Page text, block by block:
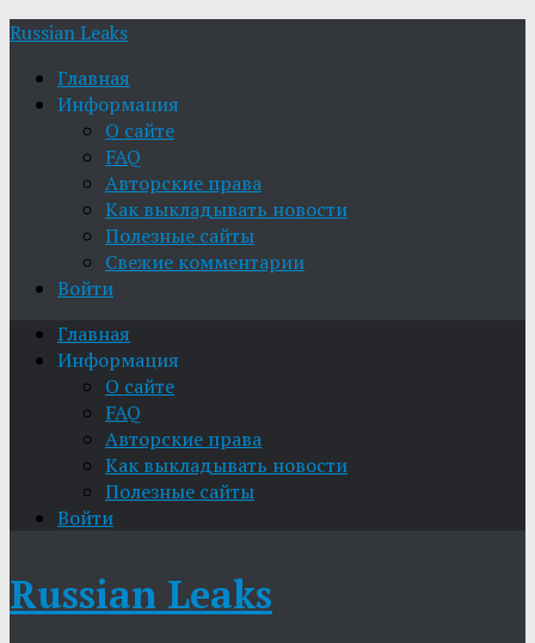
Russian Leaks
Главная
Информация
О сайте
FAQ
Авторские права
Как выкладывать новости
Полезные сайты
Свежие комментарии
Войти
Главная
Информация
О сайте
FAQ
Авторские права
Как выкладывать новости
Полезные сайты
Войти
Russian Leaks